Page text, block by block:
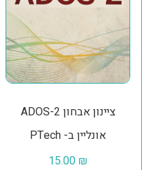
ציינון אבחון ADOS-2
אונליין ב- PTech
15.00 ₪